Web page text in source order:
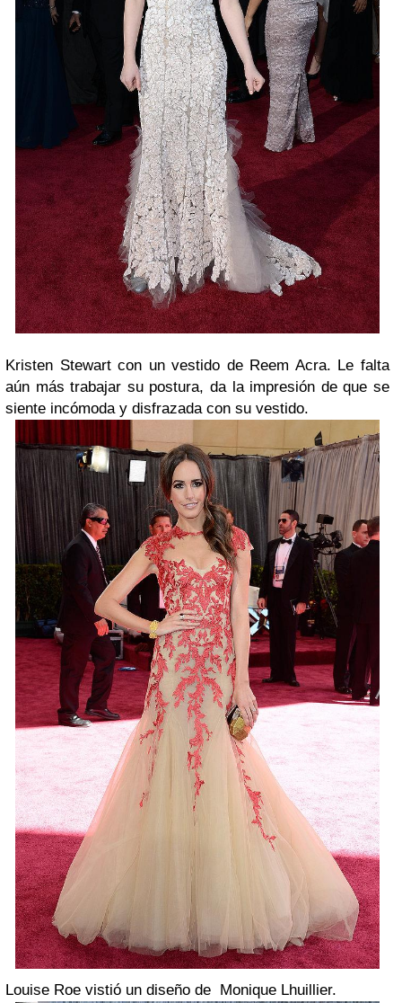
Kristen Stewart con un vestido de Reem Acra. Le falta
aún más trabajar su postura, da la impresión de que se
siente incómoda y disfrazada con su vestido.
Louise Roe vistió un diseño de Monique Lhuillier.